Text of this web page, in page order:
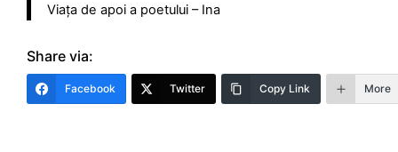
Viața de apoi a poetului – Ina
Share via:
Facebook Twitter Copy Link More